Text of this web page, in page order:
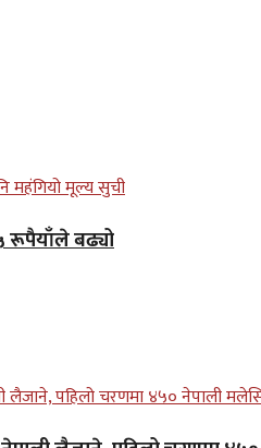
रूपैयाँले बढ्यो